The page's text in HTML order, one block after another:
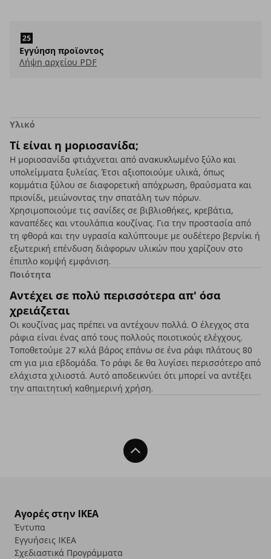
Εγγύηση προϊοντος
Λήψη αρχείου PDF
Υλικό
Τί είναι η μοριοσανίδα;
Η μοριοσανίδα φτιάχνεται από ανακυκλωμένο ξύλο και
υπολείμματα ξυλείας. Έτσι αξιοποιούμε υλικά, όπως
κομμάτια ξύλου σε διαφορετική απόχρωση, θραύσματα και
πριονίδι, μειώνοντας την σπατάλη των πόρων.
Χρησιμοποιούμε τις σανίδες σε βιβλιοθήκες, κρεβάτια,
καναπέδες και ντουλάπια κουζίνας. Για την προστασία από
τη φθορά και την υγρασία καλύπτουμε με ουδέτερο βερνίκι ή
εξωτερική επένδυση διάφορων υλικών που χαρίζουν στο
έπιπλο κομψή εμφάνιση.
Ποιότητα
Αντέχει σε πολύ περισσότερα απ' όσα
χρειάζεται
Οι κουζίνας μας πρέπει να αντέχουν πολλά. Ο έλεγχος στα
ράφια είναι ένας από τους πολλούς ποιοτικούς ελέγχους.
Τοποθετούμε 27 κιλά βάρος επάνω σε ένα ράφι πλάτους 80
cm για μια εβδομάδα. Το ράφι δε θα λυγίσει περισσότερο από
ελάχιστα χιλιοστά. Αυτό αποδεικνύει ότι μπορεί να αντέξει
την απαιτητική καθημερινή χρήση.
Back To Top
Αγορές στην IKEA
Έντυπα
Εγγυήσεις IKEA
Σχεδιαστικά Προγράμματα